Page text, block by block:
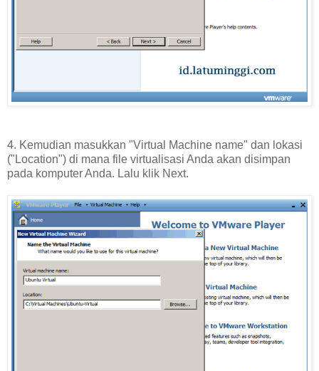
4. Kemudian masukkan "Virtual Machine name" dan lokasi
("Location") di mana file virtualisasi Anda akan disimpan
pada komputer Anda. Lalu klik Next.